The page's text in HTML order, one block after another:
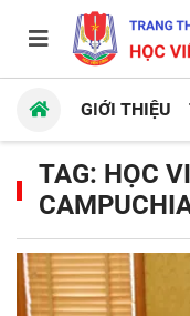
GIỚI THIỆU
TAG: HỌC